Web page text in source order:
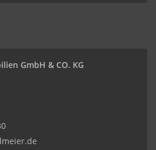
GmbH & CO. KG